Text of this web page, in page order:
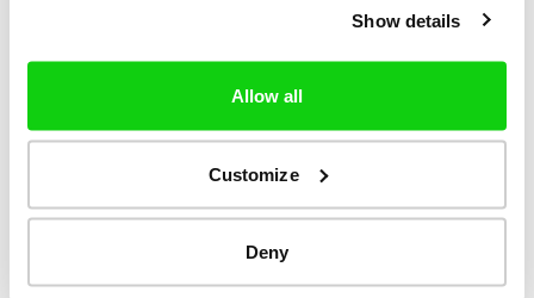
Show details
Allow all
Customize
Deny
Să vă accesați datele cu caracter personal.
incorecte sau incomplete.
C.Ștergerea datelor dumneavoastră cu
caracter personal.
D.Restrângerea prelucrării datelor
dumneavoastră cu caracter personal.
E.Să vă opuneți prelucrării datelor